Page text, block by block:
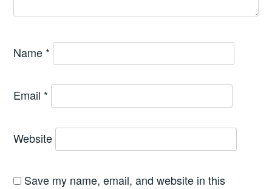
Name *
Email *
Website
Save my name, email, and website in this